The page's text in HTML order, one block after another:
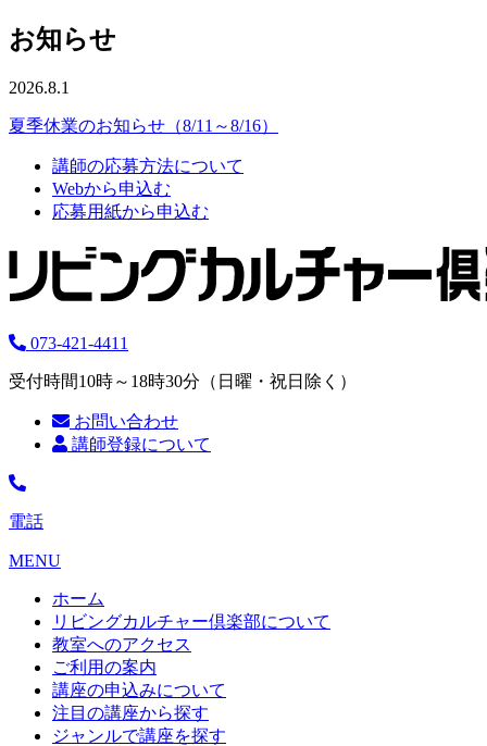
お知らせ
2026.8.1
夏季休業のお知らせ（8/11～8/16）
講師の応募方法について
Webから申込む
応募用紙から申込む
073-421-4411
受付時間10時～18時30分（日曜・祝日除く）
お問い合わせ
講師登録について
電話
MENU
ホーム
リビングカルチャー倶楽部について
教室へのアクセス
ご利用の案内
講座の申込みについて
注目の講座から探す
ジャンルで講座を探す